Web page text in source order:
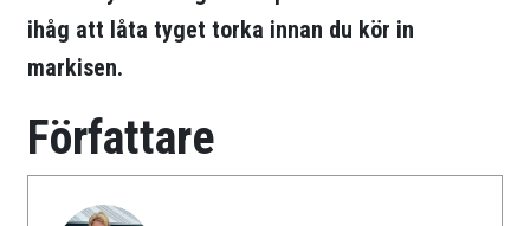
ihåg att låta tyget torka innan du kör in
markisen.
Författare